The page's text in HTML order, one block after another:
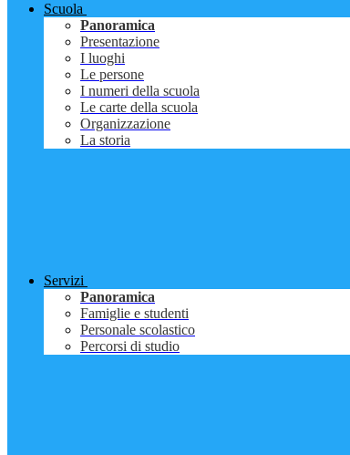
Scuola
Panoramica
Presentazione
I luoghi
Le persone
I numeri della scuola
Le carte della scuola
Organizzazione
La storia
Servizi
Panoramica
Famiglie e studenti
Personale scolastico
Percorsi di studio